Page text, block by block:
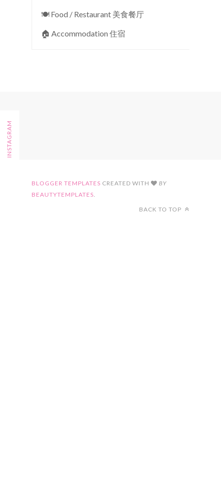
🍽 Food / Restaurant 美食餐厅
🏠︎ Accommodation 住宿
FOLLOW ON INSTAGRAM BLOGGER TEMPLATES CREATED WITH
BY
BEAUTYTEMPLATES.
BACK TO TOP